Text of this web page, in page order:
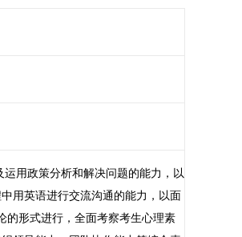
用政策分析和解决问题的能力，以
用英语进行交流沟通的能力，以面
的形式进行，全面考察考生心理素